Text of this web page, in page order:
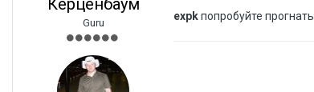
Керценбаум
Guru
expkпопробуйте прогнать